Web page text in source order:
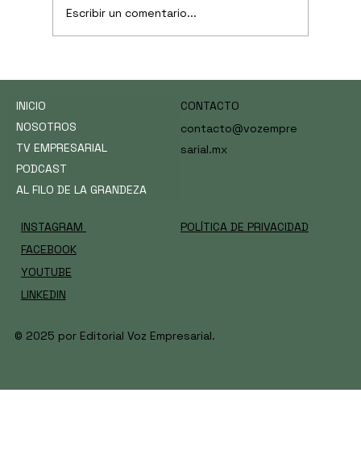
Escribir un comentario...
© 2025 por Editorial Voz Empresarial.
INICIO
NOSOTROS
TV EMPRESARIAL
PODCAST
AL FILO DE LA GRANDEZA
INSTAGRAM
FACEBOOK
YOUTUBE
LINKEDIN
CONTACTO
contacto@vozempre
sarial.mx
POLÍTICA DE PRIVACIDAD